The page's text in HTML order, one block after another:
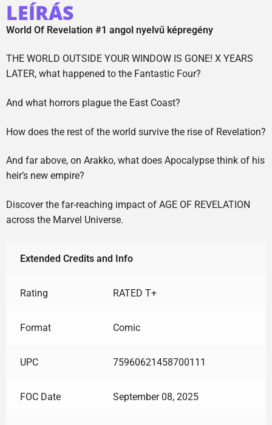
LEÍRÁS
World Of Revelation #1 angol nyelvű képregény
THE WORLD OUTSIDE YOUR WINDOW IS GONE! X YEARS
LATER, what happened to the Fantastic Four?
And what horrors plague the East Coast?
How does the rest of the world survive the rise of Revelation?
And far above, on Arakko, what does Apocalypse think of his
heir’s new empire?
Discover the far-reaching impact of AGE OF REVELATION
across the Marvel Universe.
Extended Credits and Info
Rating RATED T+
Format Comic
UPC 75960621458700111
FOC Date September 08, 2025